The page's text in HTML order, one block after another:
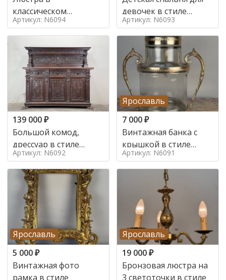
классическом
итальянском стиле на
10 ламп. в стиле
Артикул: N6094
девочек в стиле
итальянского барокко
в стиле
Артикул: N6093
139 000₽
Большой комод,
дрессуар в стиле
ренессанс,
Артикул: N6092
Ярославль
7 000₽
Винтажная банка с
крышкой в стиле
Италия,
Артикул: N6091
Ярославль
5 000₽
Винтажная фото
рамка в стиле
Ярославль
19 000₽
Бронзовая люстра на
3 светоточки в стиле